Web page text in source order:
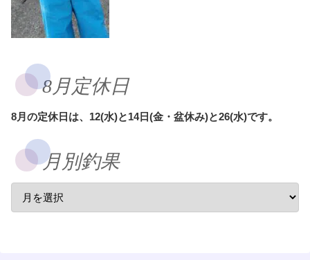
8月定休日
8月の定休日は、12(水)と14日(金・盆休み)と26(水)です。
月別釣果